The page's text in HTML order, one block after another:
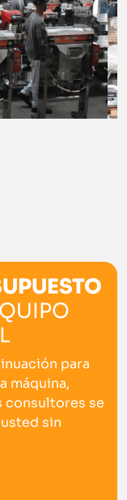
para
máquina,
consultores se
sin